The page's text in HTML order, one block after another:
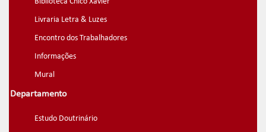
Livraria Letra & Luzes
Encontro dos Trabalhadores
Informações
Mural
Departamento
Estudo Doutrinário